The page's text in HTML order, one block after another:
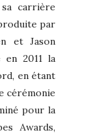
carrière
par
et Jason
en 2011 la
en étant
cérémonie
pour la
Awards,